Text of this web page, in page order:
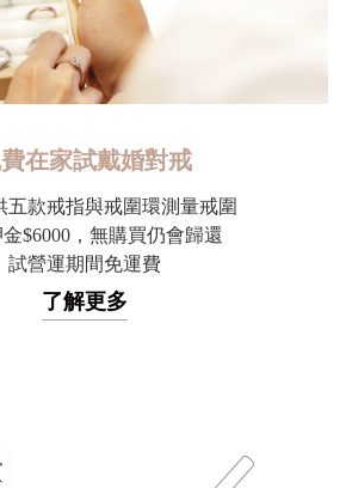
在家試戴婚對戒
五款戒指與戒圍環測量戒圍
$6000，無購買仍會歸還
試營運期間免運費
了解更多